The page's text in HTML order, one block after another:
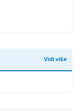
Vidi više